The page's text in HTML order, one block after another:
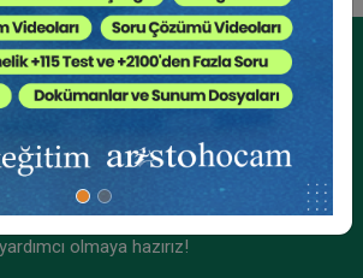
Üyelikler İçin
Teklif Alın
yardımcı olmaya hazırız!